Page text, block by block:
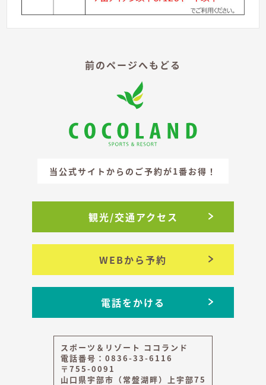
前のページへもどる
当公式サイトからのご予約が1番お得！
観光/交通アクセス
WEBから予約
電話をかける
スポーツ＆リゾート ココランド
電話番号：0836-33-6116
〒755-0091
山口県宇部市（常盤湖畔）上宇部75